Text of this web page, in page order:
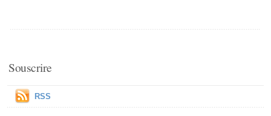
Souscrire
RSS